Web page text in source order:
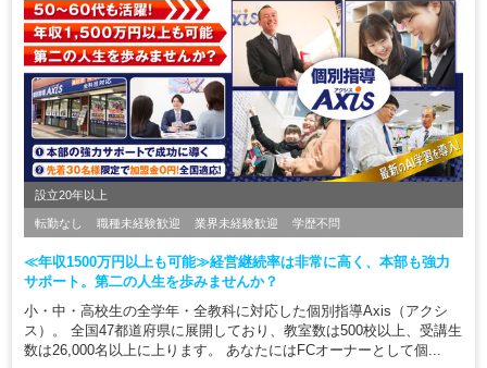
設立20年以上
転勤なし 職種未経験歓迎 業界未経験歓迎 学歴不問
≪年収1500万円以上も可能≫経営継続率は非常に高く、本部も強力
サポート。第二の人生を歩みませんか？
小・中・高校生の全学年・全教科に対応した個別指導Axis（アクシ
ス）。 全国47都道府県に展開しており、教室数は500校以上、受講生
数は26,000名以上に上ります。 あなたにはFCオーナーとして個...